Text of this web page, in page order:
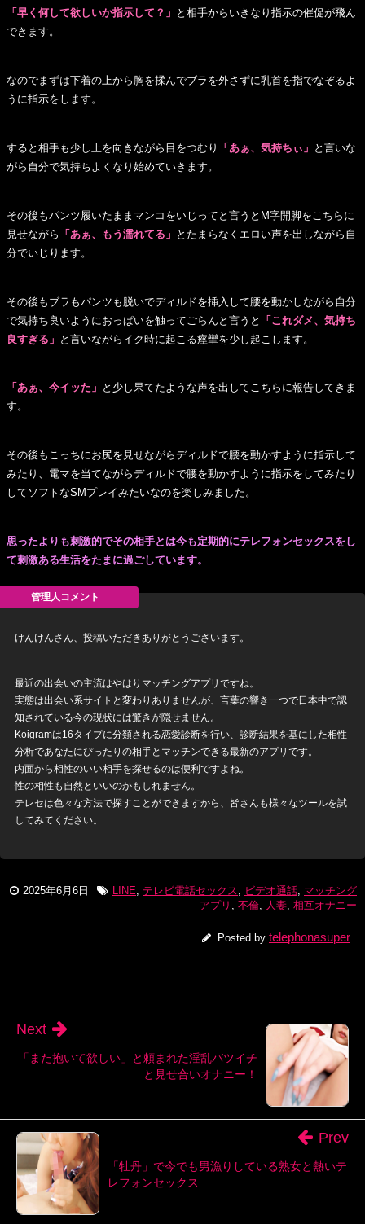
「早く何して欲しいか指示して？」 と相手からいきなり指示の催促が飛ん
できます。
なのでまずは下着の上から胸を揉んでブラを外さずに乳首を指でなぞるよ
うに指示をします。
すると相手も少し上を向きながら目をつむり 「あぁ、気持ちぃ」 と言いな
がら自分で気持ちよくなり始めていきます。
その後もパンツ履いたままマンコをいじってと言うとM字開脚をこちらに
見せながら 「あぁ、もう濡れてる」 とたまらなくエロい声を出しながら自
分でいじります。
その後もブラもパンツも脱いでディルドを挿入して腰を動かしながら自分
で気持ち良いようにおっぱいを触ってごらんと言うと
「これダメ、気持ち
良すぎる」 と言いながらイク時に起こる痙攣を少し起こします。
「あぁ、今イッた」 と少し果てたような声を出してこちらに報告してきま
す。
その後もこっちにお尻を見せながらディルドで腰を動かすように指示して
みたり、電マを当てながらディルドで腰を動かすように指示をしてみたり
してソフトなSMプレイみたいなのを楽しみました。
思ったよりも刺激的でその相手とは今も定期的にテレフォンセックスをし
て刺激ある生活をたまに過ごしています。
けんけんさん、投稿いただきありがとうございます。
最近の出会いの主流はやはりマッチングアプリですね。
実態は出会い系サイトと変わりありませんが、言葉の響き一つで日本中で認
知されている今の現状には驚きが隠せません。
Koigramは16タイプに分類される恋愛診断を行い、診断結果を基にした相性
分析であなたにぴったりの相手とマッチンできる最新のアプリです。
内面から相性のいい相手を探せるのは便利ですよね。
性の相性も自然といいのかもしれません。
テレセは色々な方法で探すことができますから、皆さんも様々なツールを試
してみてください。
2025年6月6日 LINE, テレビ電話セックス, ビデオ通話, マッチング
アプリ , 不倫, 人妻, 相互オナニー
Posted by telephonasuper
「また抱いて欲しい」と頼まれた淫乱バツイチ
と見せ合いオナニー！
Next
「牡丹」で今でも男漁りしている熟女と熱いテ
レフォンセックス
Prev